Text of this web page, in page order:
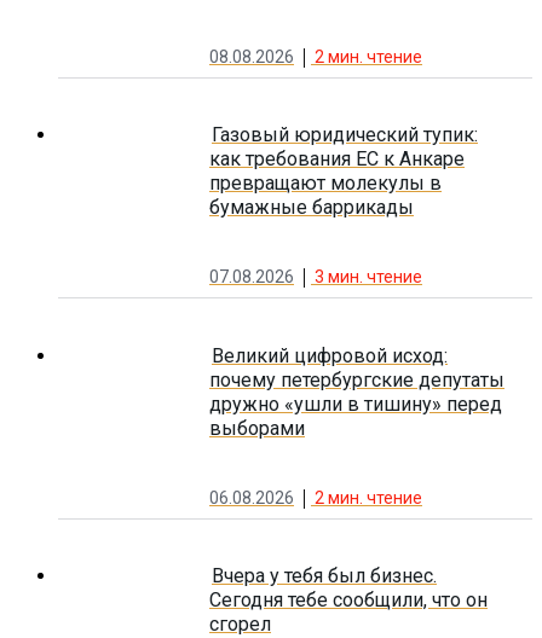
08.08.2026 2 мин. чтение
Газовый юридический тупик:
как требования ЕС к Анкаре
превращают молекулы в
бумажные баррикады
07.08.2026 3 мин. чтение
Великий цифровой исход:
почему петербургские депутаты
дружно «ушли в тишину» перед
выборами
06.08.2026 2 мин. чтение
Вчера у тебя был бизнес.
Сегодня тебе сообщили, что он
сгорел